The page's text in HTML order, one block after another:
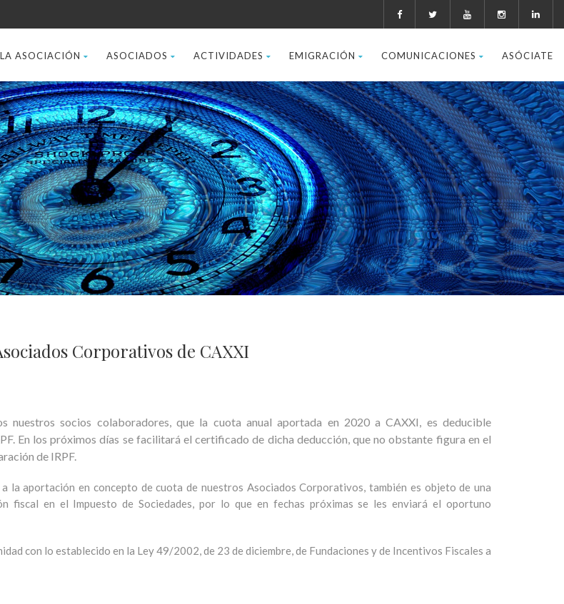
LA ASOCIACIÓN ASOCIADOS ACTIVIDADES EMIGRACIÓN COMUNICACIONES ASÓCIATE
Corporativos de CAXXI
nuestros socios colaboradores, que la cuota anual aportada en 2020 a CAXXI, es deducible
En los próximos días se facilitará el certificado de dicha deducción, que no obstante figura en el
de IRPF.
la aportación en concepto de cuota de nuestros Asociados Corporativos, también es objeto de una
fiscal en el Impuesto de Sociedades, por lo que en fechas próximas se les enviará el oportuno
con lo establecido en la Ley 49/2002, de 23 de diciembre, de Fundaciones y de Incentivos Fiscales a